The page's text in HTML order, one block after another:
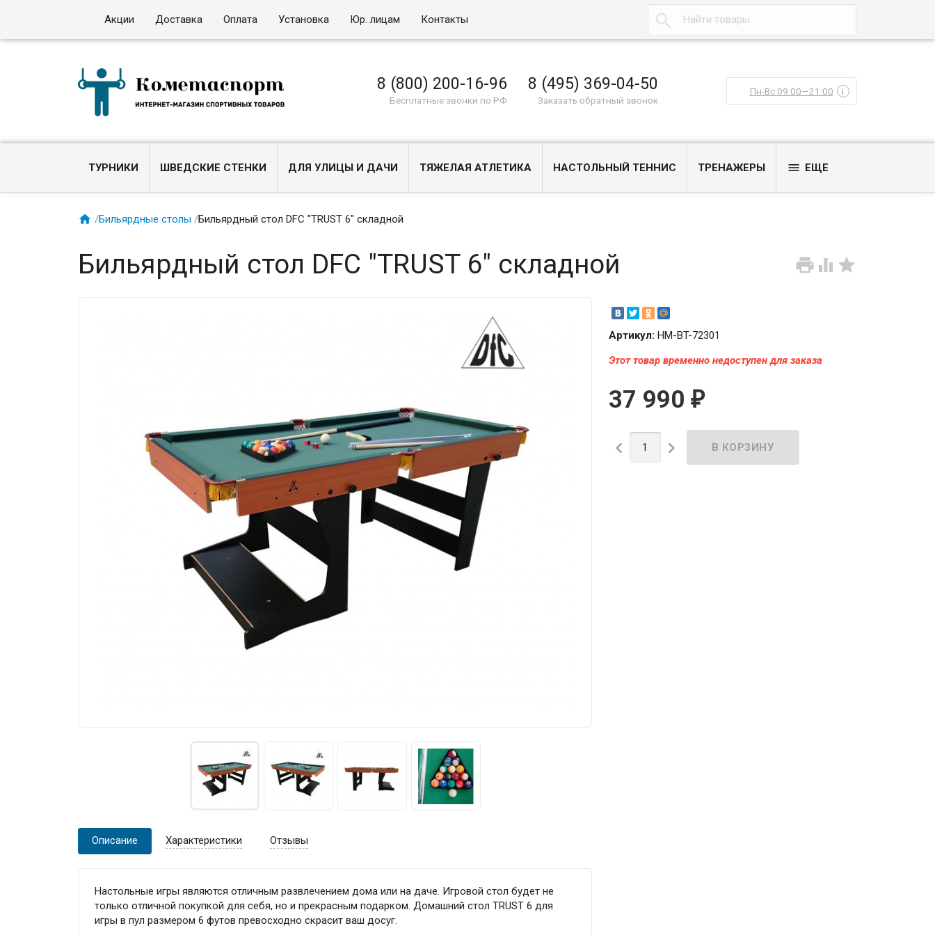
Акции Доставка Оплата Установка Юр. лицам Контакты 
8 (800) 200-16-96
Бесплатные звонки по РФ
8 (495) 369-04-50
Заказать обратный звонок
Пн-Вс 09:00—21:00 i
ТУРНИКИ ШВЕДСКИЕ СТЕНКИ ДЛЯ УЛИЦЫ И ДАЧИ ТЯЖЕЛАЯ АТЛЕТИКА НАСТОЛЬНЫЙ ТЕННИС ТРЕНАЖЕРЫ  ЕЩЕ
 /Бильярдные столы /Бильярдный стол DFC "TRUST 6" складной
  
Бильярдный стол DFC "TRUST 6" складной
Артикул: HM-BT-72301
Этот товар временно недоступен для заказа
37 990 ₽
 
Описание Характеристики Отзывы
Настольные игры являются отличным развлечением дома или на даче. Игровой стол будет не
только отличной покупкой для себя, но и прекрасным подарком. Домашний стол TRUST 6 для
игры в пул размером 6 футов превосходно скрасит ваш досуг.